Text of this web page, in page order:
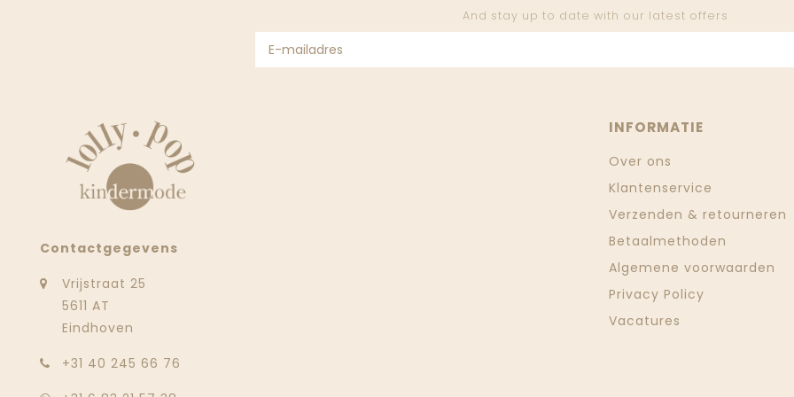
And stay up to date with our latest offers
Contactgegevens
Vrijstraat 25
5611 AT
Eindhoven
‭+31 40 245 66 76
INFORMATIE
Over ons
Klantenservice
Verzenden & retourneren
Betaalmethoden
Algemene voorwaarden
Privacy Policy
Vacatures